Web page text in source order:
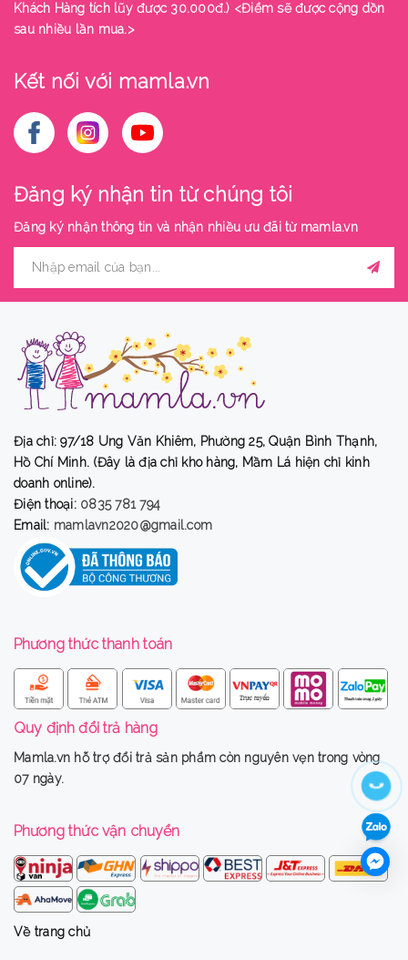
Khách Hàng tích lũy được 30.000đ.) <Điểm sẽ được cộng dồn
sau nhiều lần mua.>
Kết nối với mamla.vn
Đăng ký nhận tin từ chúng tôi
Đăng ký nhận thông tin và nhận nhiều ưu đãi từ mamla.vn
Địa chỉ: 97/18 Ung Văn Khiêm, Phường 25, Quận Bình Thạnh,
Hồ Chí Minh. (Đây là địa chỉ kho hàng, Mầm Lá hiện chỉ kinh
doanh online).
Điện thoại: 0835 781 794
Email: mamlavn2020@gmail.com
Phương thức thanh toán
Quy định đổi trả hàng
Mamla.vn hỗ trợ đổi trả sản phẩm còn nguyên vẹn trong vòng
07 ngày.
Phương thức vận chuyển
Về trang chủ